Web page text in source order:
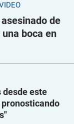
de
boca en
desde este